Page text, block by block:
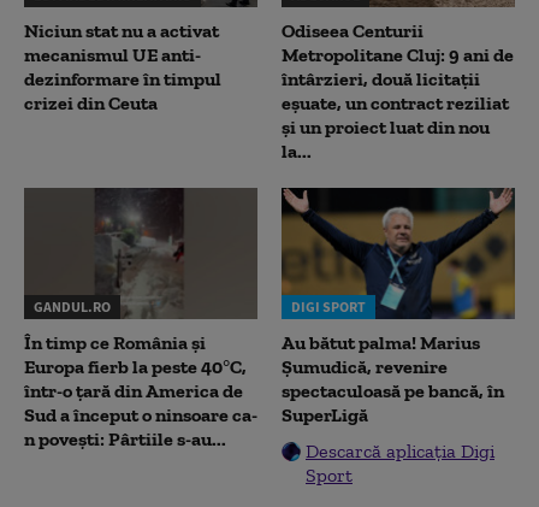
Niciun stat nu a activat
mecanismul UE anti-
dezinformare în timpul
crizei din Ceuta
Odiseea Centurii
Metropolitane Cluj: 9 ani de
întârzieri, două licitații
eșuate, un contract reziliat
și un proiect luat din nou
la...
GANDUL.RO
În timp ce România și
Europa fierb la peste 40°C,
într-o țară din America de
Sud a început o ninsoare ca-
n povești: Pârtiile s-au...
DIGI SPORT
Au bătut palma! Marius
Șumudică, revenire
spectaculoasă pe bancă, în
SuperLigă
Descarcă aplicația Digi
Sport